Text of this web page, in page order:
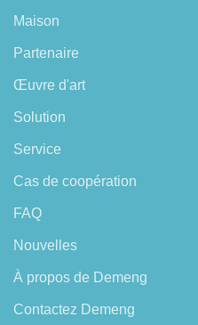
Maison
Partenaire
Œuvre d'art
Solution
Service
Cas de coopération
FAQ
Nouvelles
À propos de Demeng
Contactez Demeng